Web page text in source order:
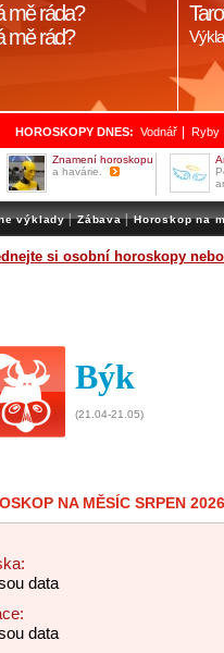
mě ráda?
mě rád?
HOROSKOPY DNES: Vodnář Ryby
Znamení horoskopu
a havárie.
výklady | Zábava | Horoskop na
si osobní horoskopy
Býk
(21.04-21.05)
NA MĚSÍC SRPEN
data
data